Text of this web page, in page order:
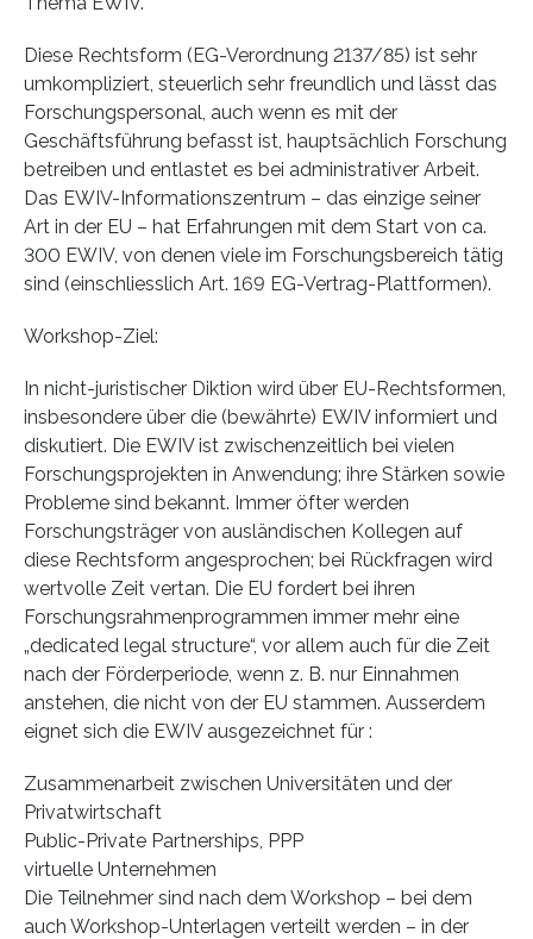
Diese Rechtsform (EG-Verordnung 2137/85) ist sehr
umkompliziert, steuerlich sehr freundlich und lässt das
Forschungspersonal, auch wenn es mit der
Geschäftsführung befasst ist, hauptsächlich Forschung
betreiben und entlastet es bei administrativer Arbeit.
Das EWIV-Informationszentrum – das einzige seiner
Art in der EU – hat Erfahrungen mit dem Start von ca.
300 EWIV, von denen viele im Forschungsbereich tätig
sind (einschliesslich Art. 169 EG-Vertrag-Plattformen).
Workshop-Ziel:
In nicht-juristischer Diktion wird über EU-Rechtsformen,
insbesondere über die (bewährte) EWIV informiert und
diskutiert. Die EWIV ist zwischenzeitlich bei vielen
Forschungsprojekten in Anwendung; ihre Stärken sowie
Probleme sind bekannt. Immer öfter werden
Forschungsträger von ausländischen Kollegen auf
diese Rechtsform angesprochen; bei Rückfragen wird
wertvolle Zeit vertan. Die EU fordert bei ihren
Forschungsrahmenprogrammen immer mehr eine
„dedicated legal structure“, vor allem auch für die Zeit
nach der Förderperiode, wenn z. B. nur Einnahmen
anstehen, die nicht von der EU stammen. Ausserdem
eignet sich die EWIV ausgezeichnet für :
Zusammenarbeit zwischen Universitäten und der
Privatwirtschaft
Public-Private Partnerships, PPP
virtuelle Unternehmen
Die Teilnehmer sind nach dem Workshop – bei dem
auch Workshop-Unterlagen verteilt werden – in der